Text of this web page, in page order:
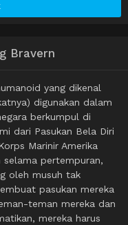
Bravern
yang dikenal
digunakan dalam
berkumpul di
dari Pasukan Bela Diri
Marinir Amerika
pertempuran,
oleh musuh tak
pasukan mereka
teman mereka dan
mereka harus